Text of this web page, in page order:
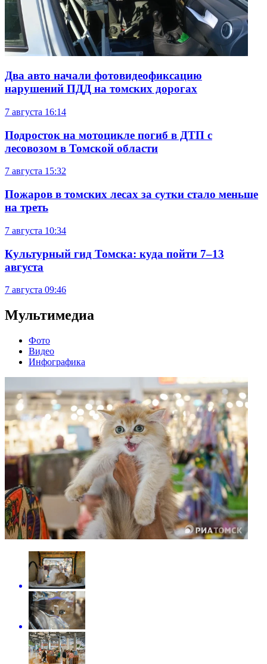
Два авто начали фотовидеофиксацию
нарушений ПДД на томских дорогах
7 августа 16:14
Подросток на мотоцикле погиб в ДТП с
лесовозом в Томской области
7 августа 15:32
Пожаров в томских лесах за сутки стало меньше
на треть
7 августа 10:34
Культурный гид Томска: куда пойти 7–13
августа
7 августа 09:46
Мультимедиа
Фото
Видео
Инфографика